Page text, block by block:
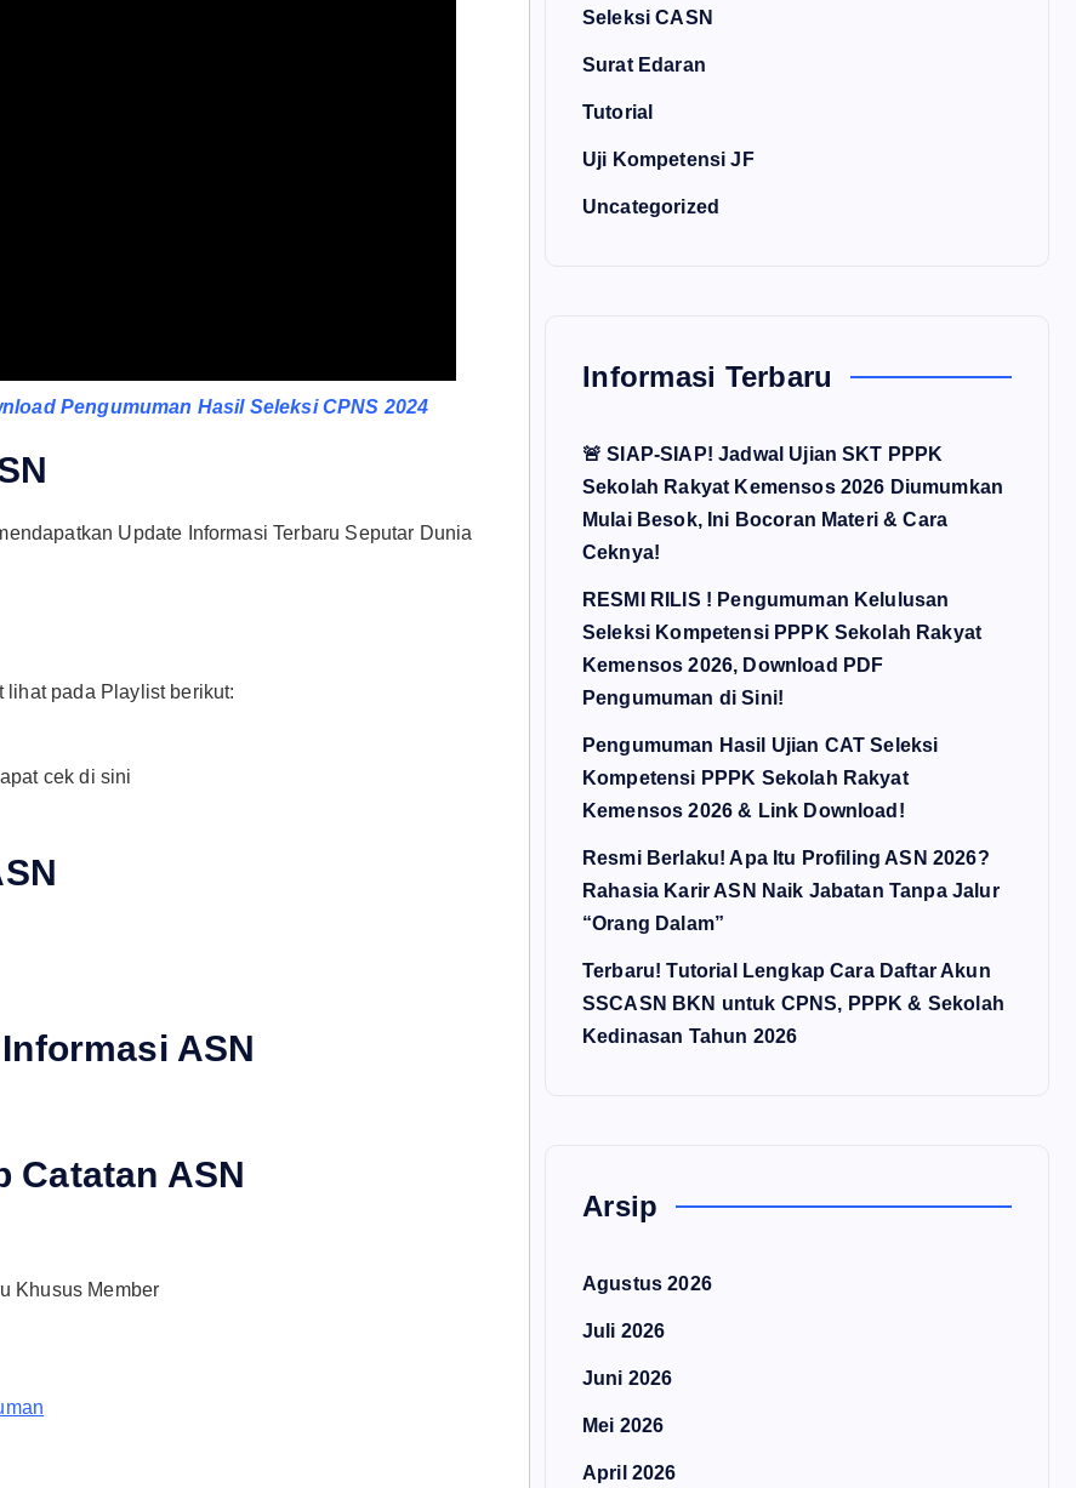
Pengumuman Hasil Seleksi CPNS 2024
Update Informasi Terbaru Seputar Dunia
lihat pada Playlist berikut:
cek di sini
ASN
Catatan ASN
Khusus Member
Seleksi CASN
Surat Edaran
Tutorial
Uji Kompetensi JF
Uncategorized
Informasi Terbaru
🚨 SIAP-SIAP! Jadwal Ujian SKT PPPK
Sekolah Rakyat Kemensos 2026 Diumumkan
Mulai Besok, Ini Bocoran Materi & Cara
Ceknya!
RESMI RILIS ! Pengumuman Kelulusan
Seleksi Kompetensi PPPK Sekolah Rakyat
Kemensos 2026, Download PDF
Pengumuman di Sini!
Pengumuman Hasil Ujian CAT Seleksi
Kompetensi PPPK Sekolah Rakyat
Kemensos 2026 & Link Download!
Resmi Berlaku! Apa Itu Profiling ASN 2026?
Rahasia Karir ASN Naik Jabatan Tanpa Jalur
“Orang Dalam”
Terbaru! Tutorial Lengkap Cara Daftar Akun
SSCASN BKN untuk CPNS, PPPK & Sekolah
Kedinasan Tahun 2026
Arsip
Agustus 2026
Juli 2026
Juni 2026
Mei 2026
April 2026